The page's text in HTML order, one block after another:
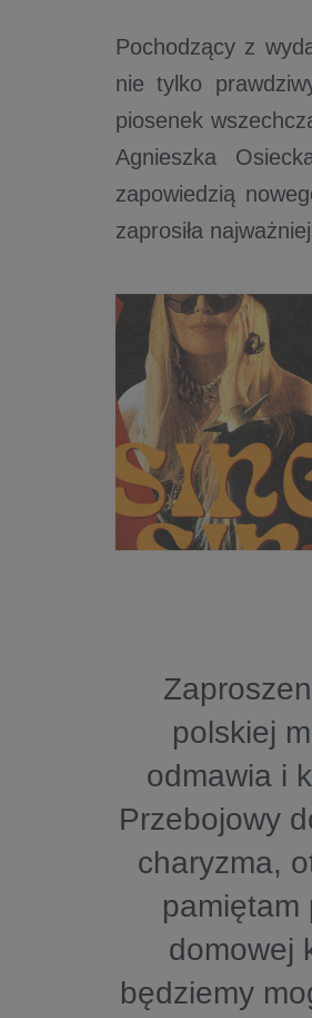
Pochodzący z
nie tylko
piosenek
Agnieszka
zapowiedzią
zaprosiła
polskiej
odmawia i
Przebojowy
charyzma,
pamiętam
domowej
będziemy